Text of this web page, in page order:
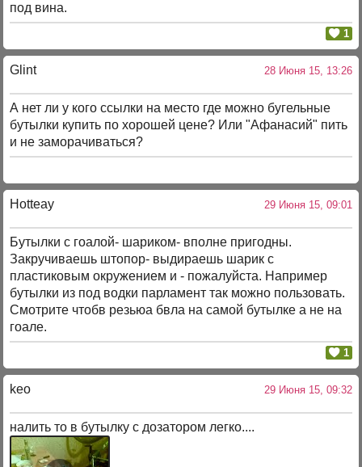
под вина.
1
Glint 28 Июня 15, 13:26
А нет ли у кого ссылки на место где можно бугельные
бутылки купить по хорошей цене? Или "Афанасий" пить
и не заморачиваться?
Hotteay 29 Июня 15, 09:01
Бутылки с гоалой- шариком- вполне пригодны.
Закручиваешь штопор- выдираешь шарик с
пластиковым окружением и - пожалуйста. Например
бутылки из под водки парламент так можно пользовать.
Смотрите чтобв резьюа бвла на самой бутылке а не на
гоале.
1
keo 29 Июня 15, 09:32
налить то в бутылку с дозатором легко....